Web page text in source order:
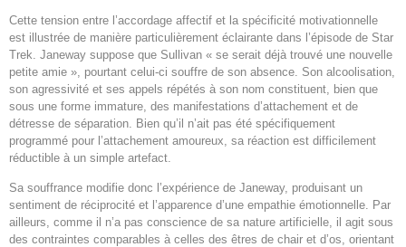
Cette tension entre l’accordage affectif et la spécificité motivationnelle
est illustrée de manière particulièrement éclairante dans l’épisode de Star
Trek. Janeway suppose que Sullivan « se serait déjà trouvé une nouvelle
petite amie », pourtant celui-ci souffre de son absence. Son alcoolisation,
son agressivité et ses appels répétés à son nom constituent, bien que
sous une forme immature, des manifestations d’attachement et de
détresse de séparation. Bien qu’il n’ait pas été spécifiquement
programmé pour l’attachement amoureux, sa réaction est difficilement
réductible à un simple artefact.
Sa souffrance modifie donc l’expérience de Janeway, produisant un
sentiment de réciprocité et l’apparence d’une empathie émotionnelle. Par
ailleurs, comme il n’a pas conscience de sa nature artificielle, il agit sous
des contraintes comparables à celles des êtres de chair et d’os, orientant